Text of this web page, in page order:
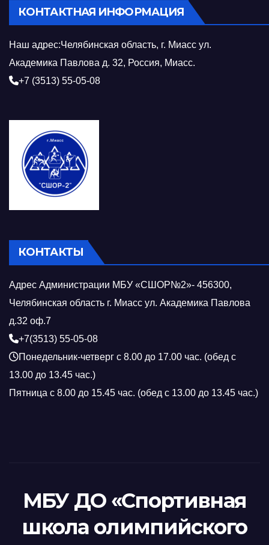
КОНТАКТНАЯ ИНФОРМАЦИЯ
Наш адрес:Челябинская область, г. Миасс ул.
Академика Павлова д. 32, Россия, Миасс.
+7 (3513) 55-05-08
КОНТАКТЫ
Адрес Администрации МБУ «СШОР№2»- 456300,
Челябинская область г. Миасс ул. Академика Павлова
д.32 оф.7
+7(3513) 55-05-08
Понедельник-четверг с 8.00 до 17.00 час. (обед с
13.00 до 13.45 час.)
Пятница с 8.00 до 15.45 час. (обед с 13.00 до 13.45 час.)
МБУ ДО «Спортивная
школа олимпийского